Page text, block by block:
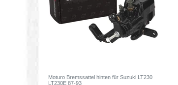
Moturo Bremssattel hinten für Suzuki LT230
LT230E 87-93